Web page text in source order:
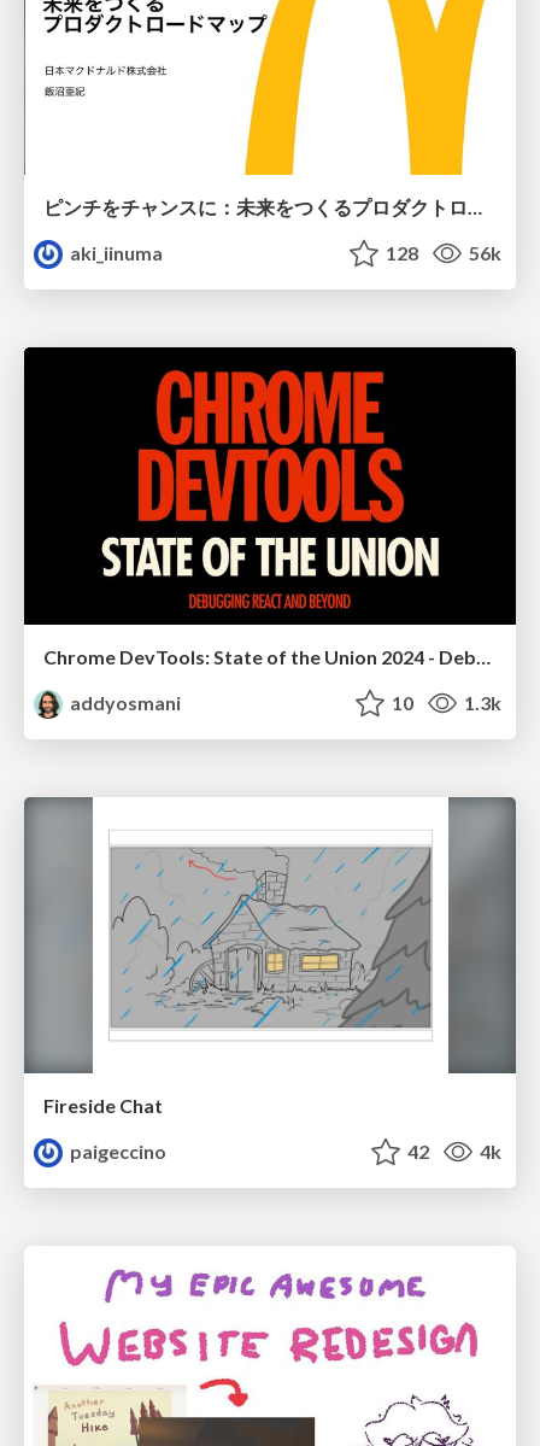
ピンチをチャンスに：未来をつくるプロダクトロードマップ #pmconf2020
aki_iinuma
128 56k
Chrome DevTools: State of the Union 2024 - Debugging React & Beyond
addyosmani
10 1.3k
Fireside Chat
paigeccino
42 4k